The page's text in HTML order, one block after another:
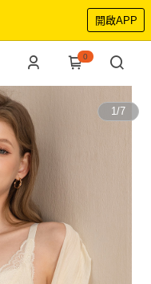
開啟APP
0
1/7